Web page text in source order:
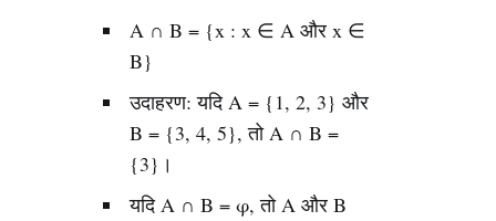
A ∩ B = {x : x ∈ A और x ∈
B}
उदाहरण: यदि A = {1, 2, 3} और
B = {3, 4, 5}, तो A ∩ B =
{3}।
यदि A ∩ B = φ, तो A और B